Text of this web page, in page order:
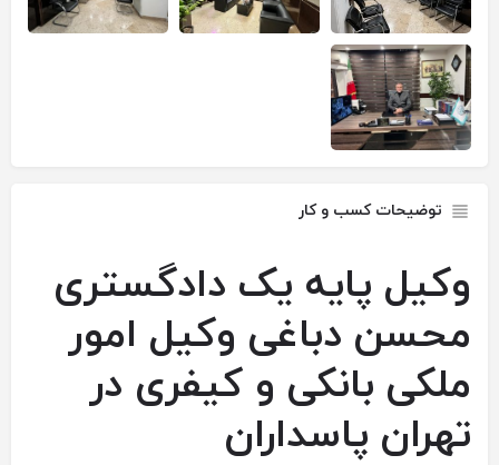
توضیحات کسب و کار
وکیل ‏پایه ‏یک ‏دادگستری
‏محسن ‏دباغی ‏وکیل ‏امور
‏ملکی ‏بانکی ‏و ‏کیفری ‏در
‏تهران پاسداران